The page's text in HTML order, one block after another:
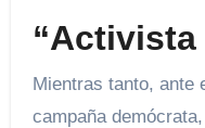
Mientras tanto, ante
campaña